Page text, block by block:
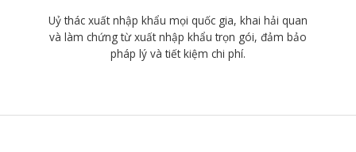
Uỷ thác xuất nhập khẩu mọi quốc gia, khai hải quan
và làm chứng từ xuất nhập khẩu trọn gói, đảm bảo
pháp lý và tiết kiệm chi phí.